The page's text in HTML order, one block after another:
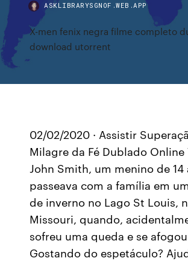
ASKLIBRARYSGNOF.WEB.APP
X-men fenix negra filme completo
download utorrent
02/02/2020 · Assistir
Milagre da Fé Dublado Online
John Smith, um menino de 14
passeava com a família em
de inverno no Lago St Louis,
Missouri, quando,
sofreu uma queda e se
Gostando do espetáculo?